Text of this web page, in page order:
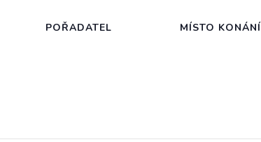
POŘADATEL MÍSTO KONÁNÍ